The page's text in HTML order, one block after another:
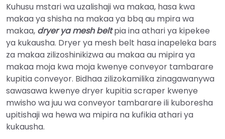
Kuhusu mstari wa uzalishaji wa makaa, hasa kwa
makaa ya shisha na makaa ya bbq au mpira wa
makaa, dryer ya mesh beltpia ina athari ya kipekee
ya kukausha. Dryer ya mesh belt hasa inapeleka bars
za makaa zilizoshinikizwa au makaa au mipira ya
makaa moja kwa moja kwenye conveyor tambarare
kupitia conveyor. Bidhaa zilizokamilika zinagawanywa
sawasawa kwenye dryer kupitia scraper kwenye
mwisho wa juu wa conveyor tambarare ili kuboresha
upitishaji wa hewa wa mipira na kufikia athari ya
kukausha.